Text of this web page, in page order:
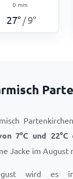
0 mm
27° /9°
7°C und 22°C
Jacke im August
wird es in